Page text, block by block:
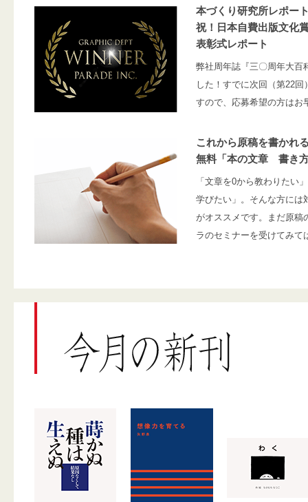
本づくり研究所レポー
祝！日本自費出版文化
表彰式レポート
弊社周年誌『三〇周年大百
した！すでに次回（第22
すので、応募希望の方はお
これから原稿を書かれ
無料「本の文章 書き
「文章を0から教わりたい
学びたい」。そんな方には
がオススメです。まだ原稿
ラのセミナーを受けてみて